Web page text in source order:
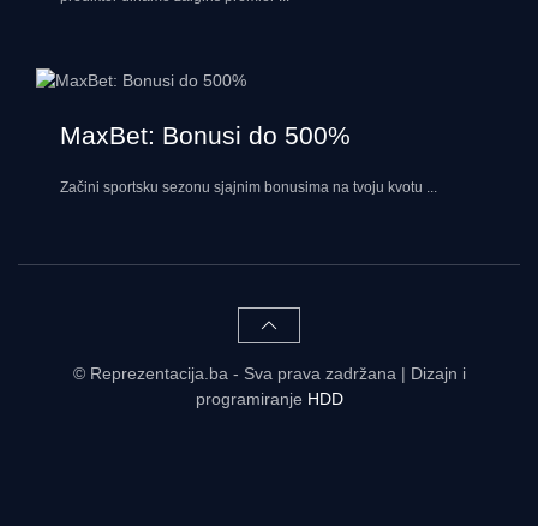
MaxBet: Bonusi do 500%
Začini sportsku sezonu sjajnim bonusima na tvoju kvotu ...
© Reprezentacija.ba - Sva prava zadržana | Dizajn i
programiranje HDD